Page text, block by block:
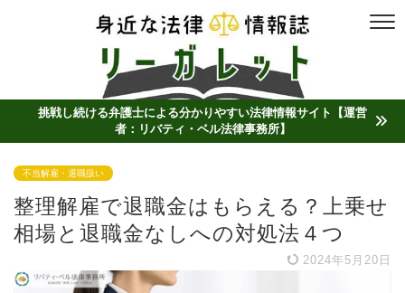
挑戦し続ける弁護士による分かりやすい法律情報サイト【運営
者：リバティ・ベル法律事務所】
不当解雇・退職扱い
整理解雇で退職金はもらえる？上乗せ
相場と退職金なしへの対処法４つ
2024年5月20日